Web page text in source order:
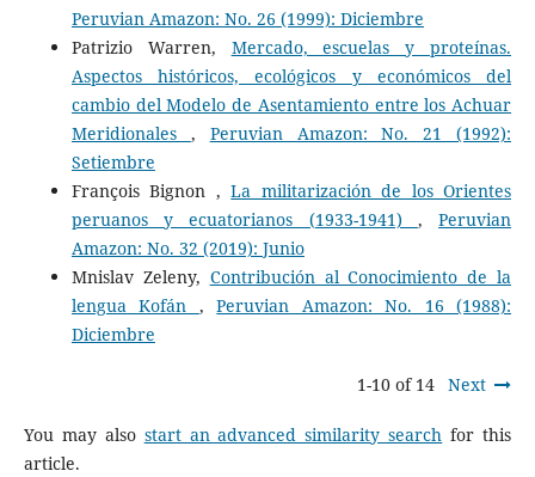
Peruvian Amazon: No. 26 (1999): Diciembre
Patrizio Warren, Mercado, escuelas y proteínas.
Aspectos históricos, ecológicos y económicos del
cambio del Modelo de Asentamiento entre los Achuar
Meridionales , Peruvian Amazon: No. 21 (1992):
Setiembre
François Bignon ,La militarización de los Orientes
peruanos y ecuatorianos (1933-1941) ,Peruvian
Amazon: No. 32 (2019): Junio
Mnislav Zeleny, Contribución al Conocimiento de la
lengua Kofán ,Peruvian Amazon: No. 16 (1988):
Diciembre
1-10 of 14 Next
You may also start an advanced similarity search for this
article.